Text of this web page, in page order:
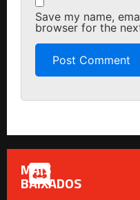
Save my name,
browser for the
MAIS
BAIXADOS